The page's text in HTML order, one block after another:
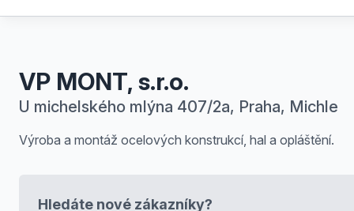
VP MONT, s.r.o.
U michelského mlýna 407/2a, Praha, Michle
Výroba a montáž ocelových konstrukcí, hal a opláštění.
Hledáte nové zákazníky?